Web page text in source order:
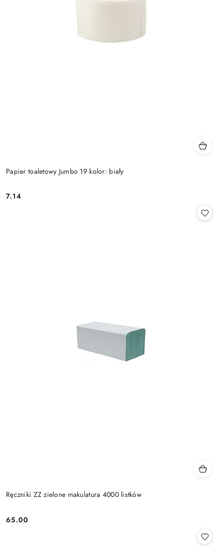
Papier toaletowy Jumbo 19 kolor: biały
Cena:
7.14
Ręczniki ZZ zielone makulatura 4000 listków
Cena:
65.00